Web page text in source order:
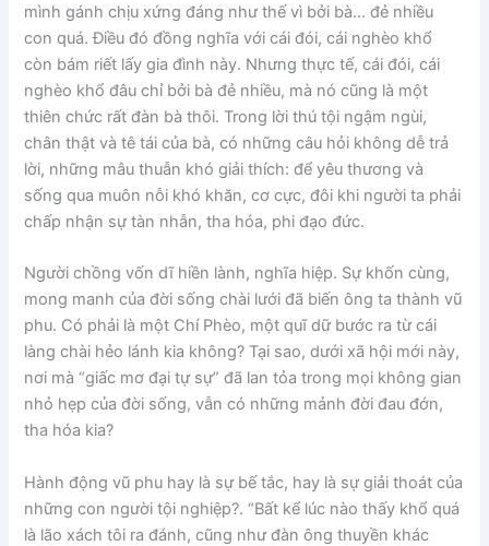
mình gánh chịu xứng đáng như thế vì bởi bà… đẻ nhiều
con quá. Điều đó đồng nghĩa với cái đói, cái nghèo khổ
còn bám riết lấy gia đình này. Nhưng thực tế, cái đói, cái
nghèo khổ đâu chỉ bởi bà đẻ nhiều, mà nó cũng là một
thiên chức rất đàn bà thôi. Trong lời thú tội ngậm ngùi,
chân thật và tê tái của bà, có những câu hỏi không dễ trả
lời, những mâu thuẫn khó giải thích: để yêu thương và
sống qua muôn nỗi khó khăn, cơ cực, đôi khi người ta phải
chấp nhận sự tàn nhẫn, tha hóa, phi đạo đức.
Người chồng vốn dĩ hiền lành, nghĩa hiệp. Sự khốn cùng,
mong manh của đời sống chài lưới đã biến ông ta thành vũ
phu. Có phải là một Chí Phèo, một quĩ dữ bước ra từ cái
làng chài hẻo lánh kia không? Tại sao, dưới xã hội mới này,
nơi mà “giấc mơ đại tự sự” đã lan tỏa trong mọi không gian
nhỏ hẹp của đời sống, vẫn có những mảnh đời đau đớn,
tha hóa kia?
Hành động vũ phu hay là sự bế tắc, hay là sự giải thoát của
những con người tội nghiệp?. “Bất kể lúc nào thấy khổ quá
là lão xách tôi ra đánh, cũng như đàn ông thuyền khác